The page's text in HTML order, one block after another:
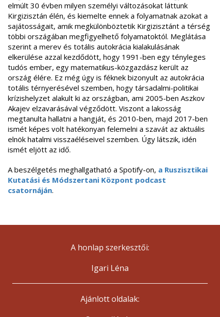
elmúlt 30 évben milyen személyi változásokat láttunk
Kirgizisztán élén, és kiemelte ennek a folyamatnak azokat a
sajátosságait, amik megkülönböztetik Kirgizisztánt a térség
többi országában megfigyelhető folyamatoktól. Meglátása
szerint a merev és totális autokrácia kialakulásának
elkerülése azzal kezdődött, hogy 1991-ben egy tényleges
tudós ember, egy matematikus-közgazdász került az
ország élére. Ez még úgy is féknek bizonyult az autokrácia
totális térnyerésével szemben, hogy társadalmi-politikai
krízishelyzet alakult ki az országban, ami 2005-ben Aszkov
Akajev elzavarásával végződött. Viszont a lakosság
megtanulta hallatni a hangját, és 2010-ben, majd 2017-ben
ismét képes volt hatékonyan felemelni a szavát az aktuális
elnök hatalmi visszaéléseivel szemben. Úgy látszik, idén
ismét eljött az idő.
A beszélgetés meghallgatható a Spotify-on, a Ruszisztikai
Kutatási és Módszertani Központ podcast
csatornáján.
A honlap szerkesztői:
Igari Léna
Ajánlott oldalak: